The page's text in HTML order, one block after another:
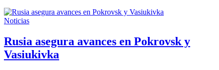
Noticias
Rusia asegura avances en Pokrovsk y
Vasiukivka